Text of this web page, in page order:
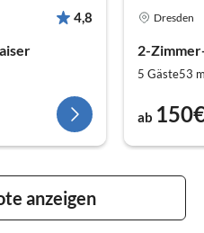
4,8 Dresden
5 Gäste53
ab
anzeigen